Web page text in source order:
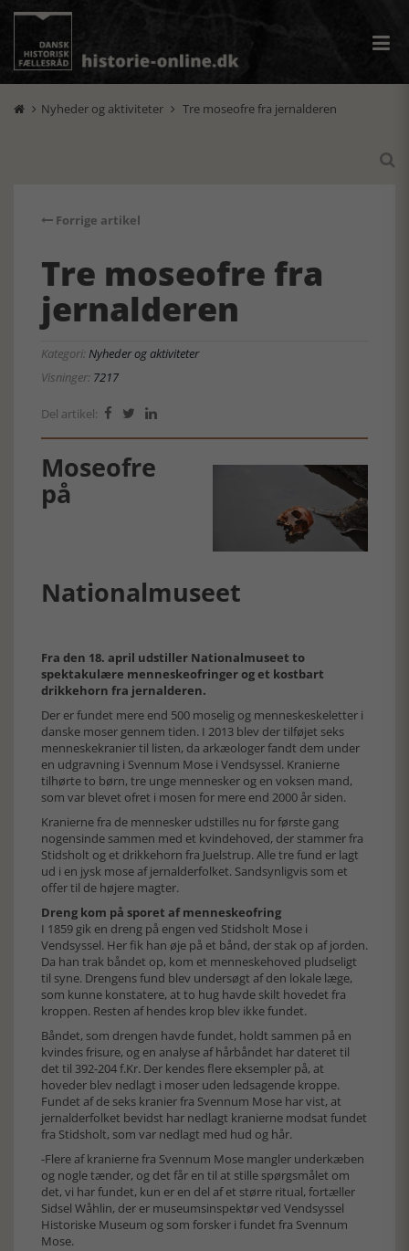
 Nyheder og aktiviteter  Tre moseofre fra jernalderen

Forrige artikel
Tre moseofre fra
jernalderen
Kategori:Nyheder og aktiviteter
Visninger: 7217
Del artikel:   
Moseofre
på
Nationalmuseet
Fra den 18. april udstiller Nationalmuseet to
spektakulære menneskeofringer og et kostbart
drikkehorn fra jernalderen.
Der er fundet mere end 500 moselig og menneskeskeletter i
danske moser gennem tiden. I 2013 blev der tilføjet seks
menneskekranier til listen, da arkæologer fandt dem under
en udgravning i Svennum Mose i Vendsyssel. Kranierne
tilhørte to børn, tre unge mennesker og en voksen mand,
som var blevet ofret i mosen for mere end 2000 år siden.
Kranierne fra de mennesker udstilles nu for første gang
nogensinde sammen med et kvindehoved, der stammer fra
Stidsholt og et drikkehorn fra Juelstrup. Alle tre fund er lagt
ud i en jysk mose af jernalderfolket. Sandsynligvis som et
offer til de højere magter.
Dreng kom på sporet af menneskeofring
I 1859 gik en dreng på engen ved Stidsholt Mose i
Vendsyssel. Her fik han øje på et bånd, der stak op af jorden.
Da han trak båndet op, kom et menneskehoved pludseligt
til syne. Drengens fund blev undersøgt af den lokale læge,
som kunne konstatere, at to hug havde skilt hovedet fra
kroppen. Resten af hendes krop blev ikke fundet.
Båndet, som drengen havde fundet, holdt sammen på en
kvindes frisure, og en analyse af hårbåndet har dateret til
det til 392-204 f.Kr. Der kendes flere eksempler på, at
hoveder blev nedlagt i moser uden ledsagende kroppe.
Fundet af de seks kranier fra Svennum Mose har vist, at
jernalderfolket bevidst har nedlagt kranierne modsat fundet
fra Stidsholt, som var nedlagt med hud og hår.
-Flere af kranierne fra Svennum Mose mangler underkæben
og nogle tænder, og det får en til at stille spørgsmålet om
det, vi har fundet, kun er en del af et større ritual, fortæller
Sidsel Wåhlin, der er museumsinspektør ved Vendsyssel
Historiske Museum og som forsker i fundet fra Svennum
Mose.